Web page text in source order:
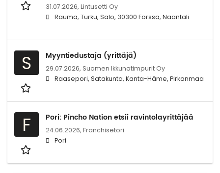
31.07.2026, Lintusetti Oy
Rauma, Turku, Salo, 30300 Forssa, Naantali
S Myyntiedustaja (yrittäjä)
29.07.2026, Suomen Ikkunatimpurit Oy
Raasepori, Satakunta, Kanta-Häme, Pirkanmaa
F Pori: Pincho Nation etsii ravintolayrittäjää
24.06.2026, Franchisetori
Pori